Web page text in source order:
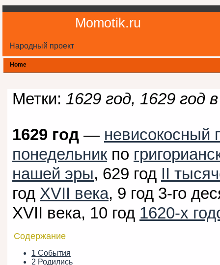
Momotik.ru
Народный проект
Home
Метки: 1629 год, 1629 год
1629 год — невисокосный
понедельникпо
нашей эры, 629 год II
год XVII века, 9 год 3-го
XVII века, 10 год 1620-х
Содержание
1 События
2 Родились